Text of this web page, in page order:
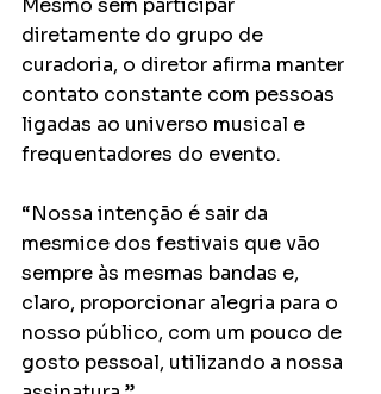
diretamente do grupo de
curadoria, o diretor afirma manter
contato constante com pessoas
ligadas ao universo musical e
frequentadores do evento.
“Nossa intenção é sair da
mesmice dos festivais que vão
sempre às mesmas bandas e,
claro, proporcionar alegria para o
nosso público, com um pouco de
gosto pessoal, utilizando a nossa